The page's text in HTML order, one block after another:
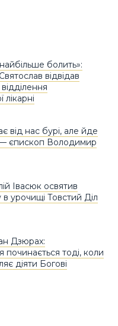
болить»:
відвідав
лікарні
від нас бурі, але йде
єпископ Володимир
Івасюк освятив
урочищі Товстий Діл
Дзюрах:
тоді, коли
діяти Богові